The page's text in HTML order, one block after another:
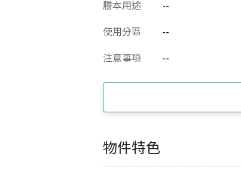
謄本用途
--
使用分區
--
注意事項
--
物件特色